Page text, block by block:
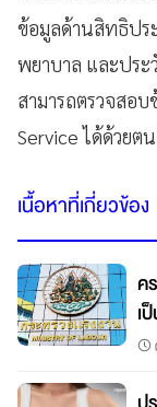
ข้อมูลด้านสิทธิปร
พยาบาล และปร
สามารถตรวจสอ
Service ได้ด้วยต
เนื้อหาที่เกี่ยวข้อง
ค
เ
ป